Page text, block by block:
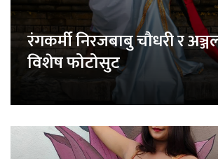
रंगकर्मी निरजबाबु चौधरी र
विशेष फोटोसुट